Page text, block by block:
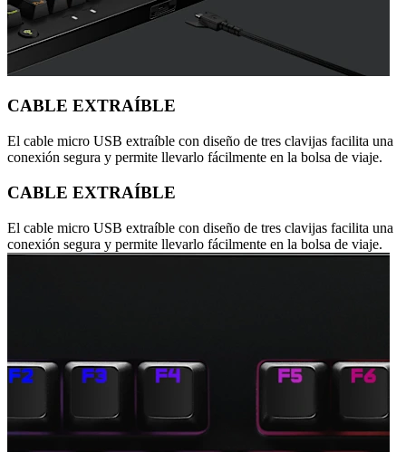
CABLE EXTRAÍBLE
El cable micro USB extraíble con diseño de tres clavijas facilita una
conexión segura y permite llevarlo fácilmente en la bolsa de viaje.
CABLE EXTRAÍBLE
El cable micro USB extraíble con diseño de tres clavijas facilita una
conexión segura y permite llevarlo fácilmente en la bolsa de viaje.